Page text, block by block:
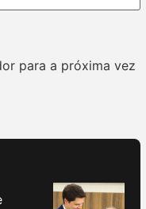
para a próxima vez